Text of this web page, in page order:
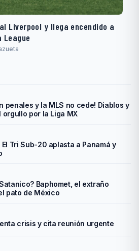
Liverpool y llega encendido a
penales y la MLS no cede! Diablos y
orgullo por la Liga MX
El Tri Sub-20 aplasta a Panamá y
Baphomet, el extraño
pato de México
crisis y cita reunión urgente